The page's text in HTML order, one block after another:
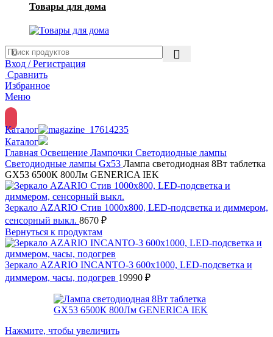
Товары для дома
Вход / Регистрация
Сравнить
Избранное
Меню
Каталог
Каталог
Главная Освещение Лампочки Светодиодные лампы
Светодиодные лампы Gx53 Лампа светодиодная 8Вт таблетка
GX53 6500К 800Лм GENERICA IEK
Зеркало AZARIO Стив 1000х800, LED-подсветка и диммером,
сенсорный выкл. 8670 ₽
Вернуться к продуктам
Зеркало AZARIO INCANTO-3 600х1000, LED-подсветка и
диммером, часы, подогрев 19990 ₽
Нажмите, чтобы увеличить